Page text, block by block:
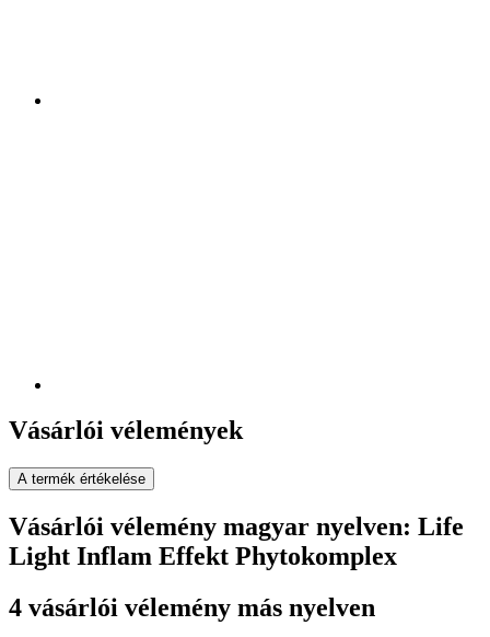
Vásárlói vélemények
A termék értékelése
Vásárlói vélemény magyar nyelven: Life
Light Inflam Effekt Phytokomplex
4 vásárlói vélemény más nyelven